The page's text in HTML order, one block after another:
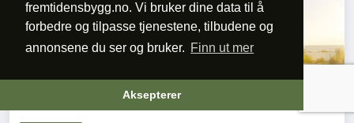
fremtidensbygg.no. Vi bruker dine data til å
forbedre og tilpasse tjenestene, tilbudene og
annonsene du ser og bruker. Finn ut mer
Aksepterer